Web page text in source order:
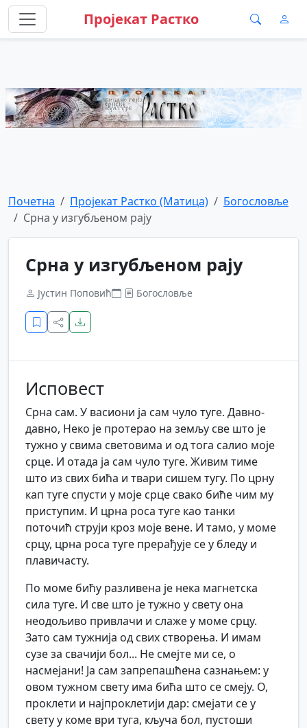
Пројекат Растко
Почетна Пројекат Растко (Матица)
Богословље
Срна у изгубљеном рају
Срна у изгубљеном рају
Јустин Поповић Богословље
Исповест
Срна сам. У васиони ја сам чуло туге. Давно-
давно, Неко је протерао на земљу све што је
тужно у свима световима и од тога салио моје
срце. И отада ја сам чуло туге. Живим тиме
што из свих бића и твари сишем тугу. По црну
кап туге спусти у моје срце свако биће чим му
приступим. И црна роса туге као танки
поточић струји кроз моје вене. И тамо, у моме
срцу, црна роса туге прерађује се у бледу и
плавичасту.
По моме бићу разливена је нека магнетска
сила туге. И све што је тужно у свету она
неодољиво привлачи и слаже у моме срцу.
Зато сам тужнија од свих створења. И имам
сузе за свачији бол... Не смејте ми се, о
насмејани! Ја сам запрепашћена сазнањем: у
овом тужном свету има бића што се смеју. О,
проклети и најпроклетији дар: смејати се у
свету у коме ври туга, кључа бол, пустоши